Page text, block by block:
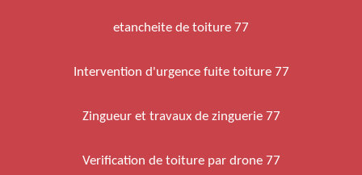
etancheite de toiture 77
Intervention d'urgence fuite toiture 77
Zingueur et travaux de zinguerie 77
Verification de toiture par drone 77